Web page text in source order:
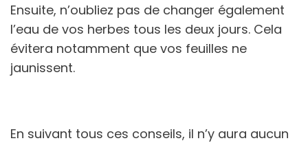
Ensuite, n’oubliez pas de changer également
l’eau de vos herbes tous les deux jours. Cela
évitera notamment que vos feuilles ne
jaunissent.
En suivant tous ces conseils, il n’y aura aucun